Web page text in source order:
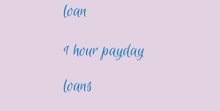
loan
1 hour payday
loans